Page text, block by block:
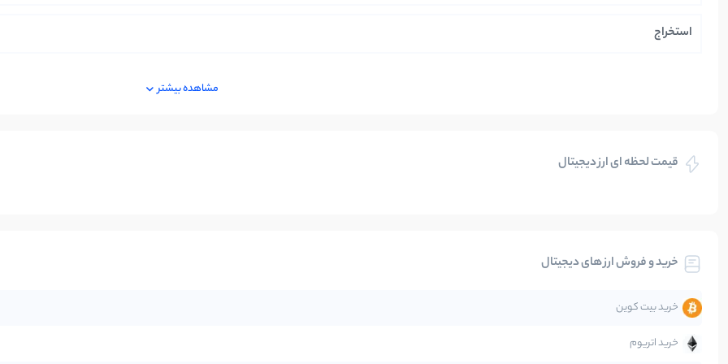
استخراج
بلاکچین
تحلیل
جهان
مشاهده بیشتر
قیمت لحظه ای ارز دیجیتال
خرید و فروش ارز های دیجیتال
خرید بیت کوین
خرید اتریوم